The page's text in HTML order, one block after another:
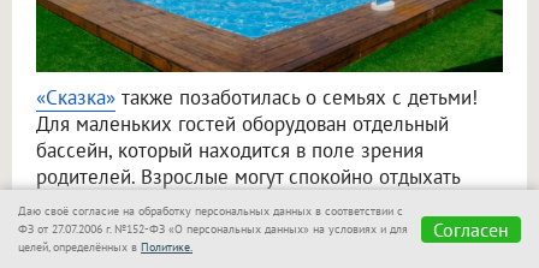
«Сказка» также позаботилась о семьях с детьми!
Для маленьких гостей оборудован отдельный
бассейн, который находится в поле зрения
родителей. Взрослые могут спокойно отдыхать
рядом и следить за играми своих малышей.
Даю своё согласие на обработку персональных данных в соответствии с
ФЗ от 27.07.2006 г. №152-ФЗ «О персональных данных» на условиях и для
целей, определённых в Политике.
Согласен